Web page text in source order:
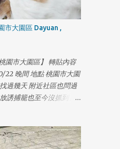
市大園區 Dayuan ,
園市大園區】 轉貼內容
22 晚間 地點 桃園市大園
過幾天 附近社區也問過
誘捕籠也至今沒抓到 請
yolanda1103